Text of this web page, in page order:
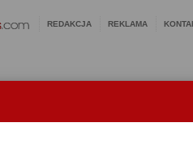
REDAKCJA REKLAMA